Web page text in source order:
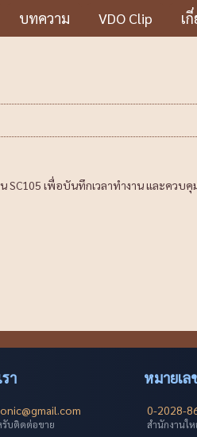
บทความ VDO Clip เ
เพื่อบันทึกเวลาทำงาน และควบคุ
า
รับติดต่อขาย
หมายเ
0-2028-
สำนักงานใ